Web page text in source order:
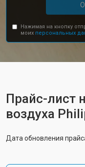
Нажимая на кнопку
моих персональных
Прайс-лист
воздуха
Дата обновления